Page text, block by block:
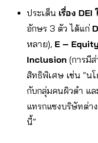
ประเด็น เรื่อง DEI
อักษร 3 ตัว ได้แก่
หลาย), E – Equity
Inclusion (การมี
สิทธิพิเศษ เช่น “น
กับกลุ่มคนผิวดำ แล
แทรกแซงบริษัทต่า
นี้”